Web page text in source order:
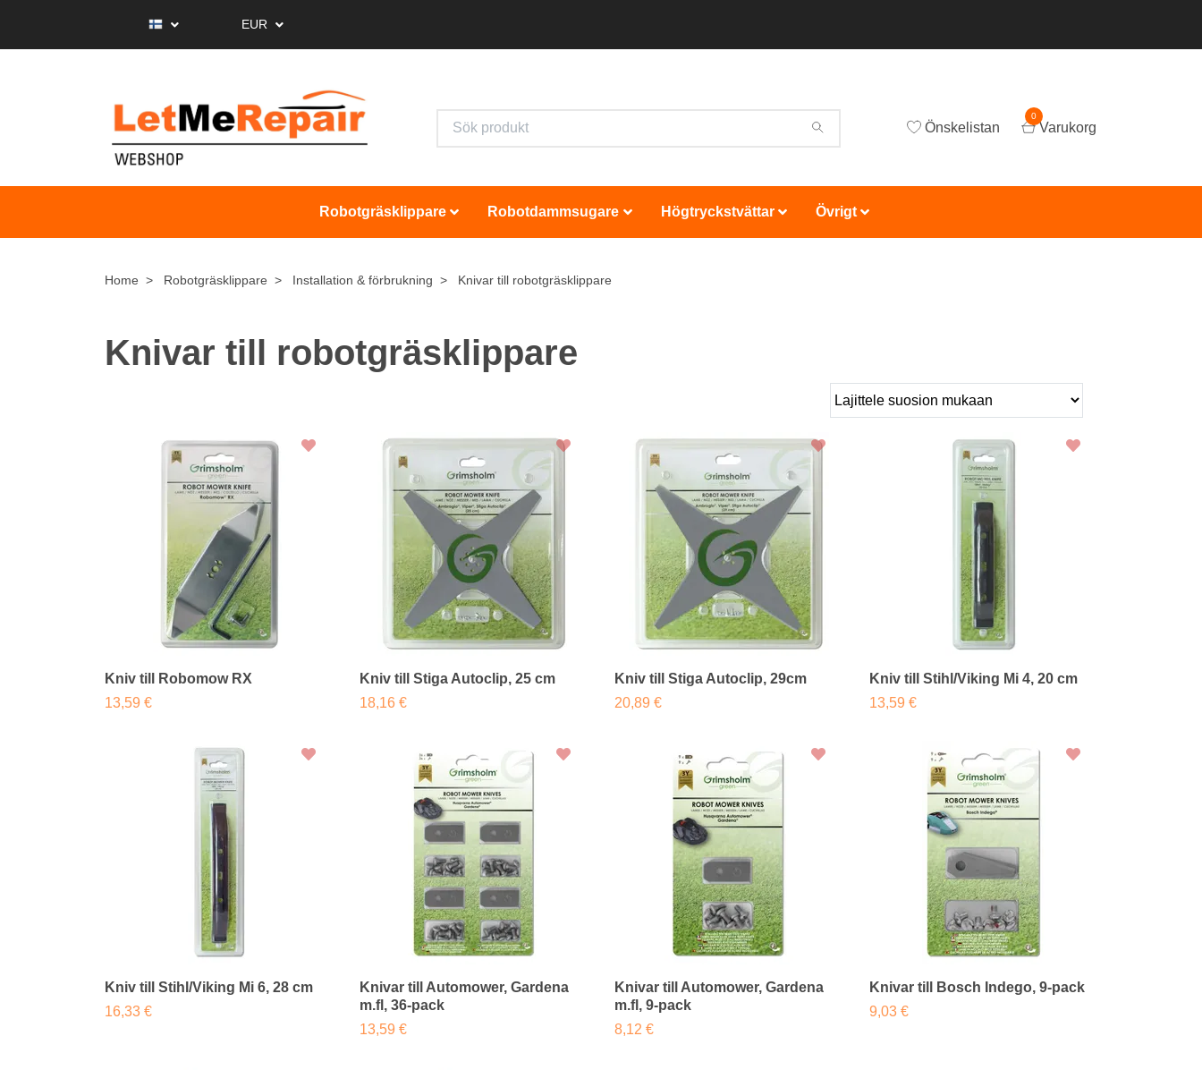
EUR
Önskelistan
0
Varukorg
Robotgräsklippare Robotdammsugare Högtryckstvättar Övrigt
Home Robotgräsklippare Installation & förbrukning Knivar till robotgräsklippare
Knivar till robotgräsklippare
Kniv till Robomow RX
13,59 €
Kniv till Stiga Autoclip, 25 cm
18,16 €
Kniv till Stiga Autoclip, 29cm
20,89 €
Kniv till Stihl/Viking Mi 4, 20 cm
13,59 €
Kniv till Stihl/Viking Mi 6, 28 cm
16,33 €
Knivar till Automower, Gardena
m.fl, 36-pack
13,59 €
Knivar till Automower, Gardena
m.fl, 9-pack
8,12 €
Knivar till Bosch Indego, 9-pack
9,03 €